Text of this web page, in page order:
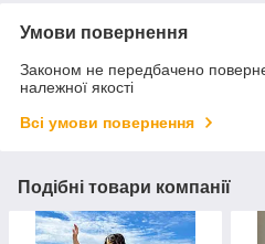
Умови повернення
Законом не передбачено
належної якості
Всі умови повернення
Подібні товари компанії